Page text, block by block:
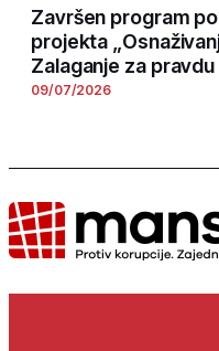
Završen program
projekta
Zalaganje za
09/07/2026